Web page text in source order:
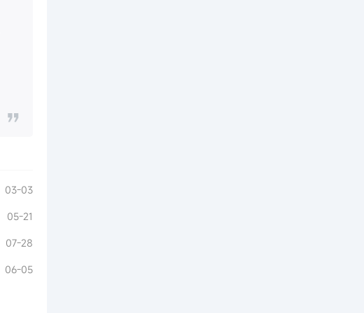
03-03
05-21
07-28
06-05